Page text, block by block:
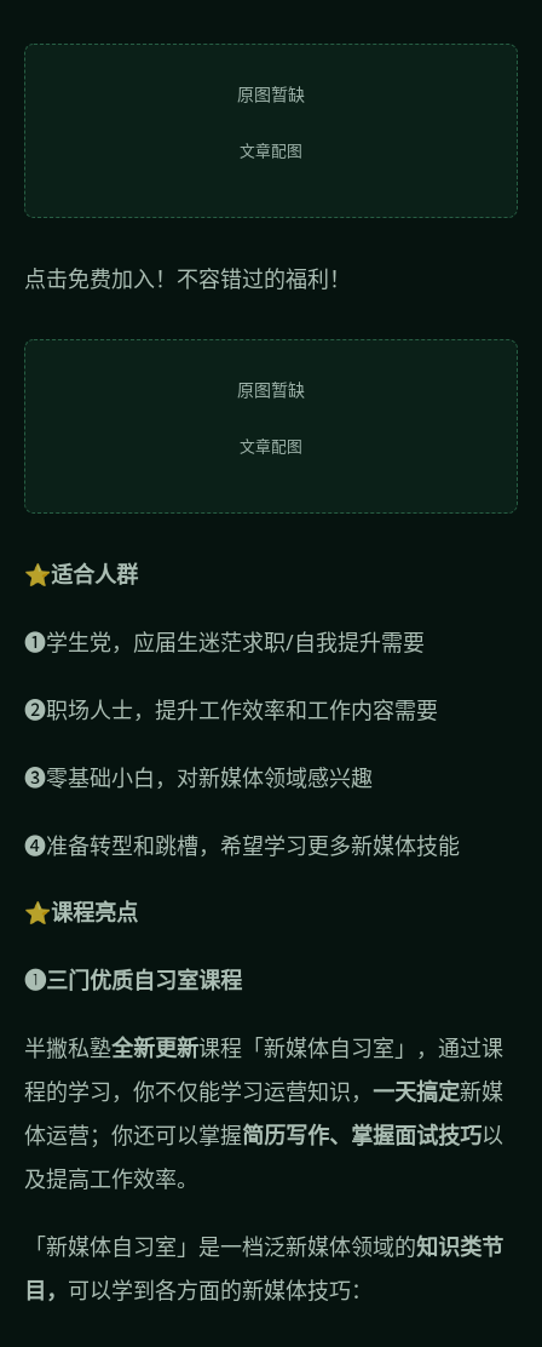
原图暂缺
文章配图
点击免费加入！不容错过的福利！
原图暂缺
文章配图
⭐适合人群
❶学生党，应届生迷茫求职/自我提升需要
❷职场人士，提升工作效率和工作内容需要
❸零基础小白，对新媒体领域感兴趣
❹准备转型和跳槽，希望学习更多新媒体技能
⭐课程亮点
❶三门优质自习室课程
半撇私塾全新更新课程「新媒体自习室」，通过课
程的学习，你不仅能学习运营知识， 一天搞定新媒
体运营；你还可以掌握简历写作、掌握面试技巧以
及提高工作效率。
「新媒体自习室」是一档泛新媒体领域的知识类节
目， 可以学到各方面的新媒体技巧：